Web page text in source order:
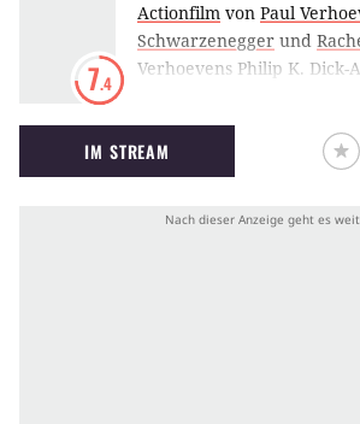
7.4
Actionfilm von Paul
Schwarzenegger und
Verhoevens Philip K. Dick-
Schwarzenegger nach
Experiment, dass er auch
Freiheitskämpfer für den
IM STREAM